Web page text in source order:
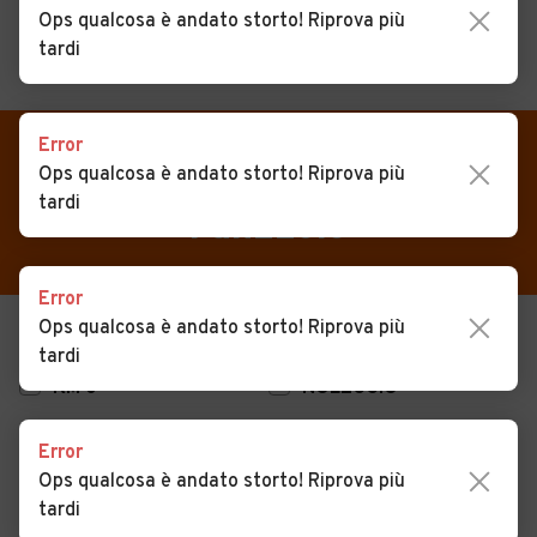
MENU
CERCA
Auto
Auto usate
Auto Nuove
Noleggio a lungo termine
Auto d'epoca
Moto
Camper
VENDI
MAGAZINE
Auto usate in vendita Buseto
Palizzolo
USATO
KM 0
NOLEGGIO
Ops qualcosa è andato storto! Riprova più
tardi
Error
Ops qualcosa è andato storto! Riprova più
tardi
Error
Ops qualcosa è andato storto! Riprova più
tardi
Error
Ops qualcosa è andato storto! Riprova più
tardi